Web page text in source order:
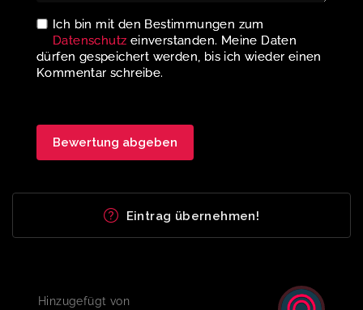
Ich bin mit den Bestimmungen zum
Datenschutz einverstanden. Meine Daten
dürfen gespeichert werden, bis ich wieder einen
Kommentar schreibe.
Eintrag übernehmen!
Hinzugefügt von